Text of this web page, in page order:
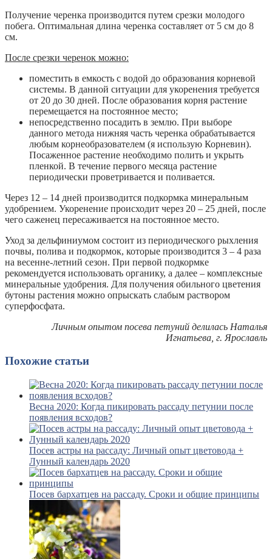
Получение черенка производится путем срезки молодого
побега. Оптимальная длина черенка составляет от 5 см до 8
см.
После срезки черенок можно:
поместить в емкость с водой до образования корневой
системы. В данной ситуации для укоренения требуется
от 20 до 30 дней. После образования корня растение
перемещается на постоянное место;
непосредственно посадить в землю. При выборе
данного метода нижняя часть черенка обрабатывается
любым корнеобразователем (я использую Корневин).
Посаженное растение необходимо полить и укрыть
пленкой. В течение первого месяца растение
периодически проветривается и поливается.
Через 12 – 14 дней производится подкормка минеральным
удобрением. Укоренение происходит через 20 – 25 дней, после
чего саженец пересаживается на постоянное место.
Уход за дельфиниумом состоит из периодического рыхления
почвы, полива и подкормок, которые производится 3 – 4 раза
на весенне-летний сезон. При первой подкормке
рекомендуется использовать органику, а далее – комплексные
минеральные удобрения. Для получения обильного цветения
бутоны растения можно опрыскать слабым раствором
суперфосфата.
Личным опытом посева петуний делилась Наталья
Игнатьева, г. Ярославль
Похожие статьи
Весна 2020: Когда пикировать рассаду петунии после
появления всходов?
Посев астры на рассаду: Личный опыт цветовода +
Лунный календарь 2020
Посев бархатцев на рассаду. Сроки и общие принципы